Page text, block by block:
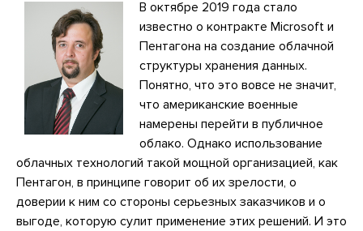
В октябре 2019 года стало
известно о контракте Microsoft и
Пентагона на создание облачной
структуры хранения данных.
Понятно, что это вовсе не значит,
что американские военные
намерены перейти в публичное
облако. Однако использование
облачных технологий такой мощной организацией, как
Пентагон, в принципе говорит об их зрелости, о
доверии к ним со стороны серьезных заказчиков и о
выгоде, которую сулит применение этих решений. И это